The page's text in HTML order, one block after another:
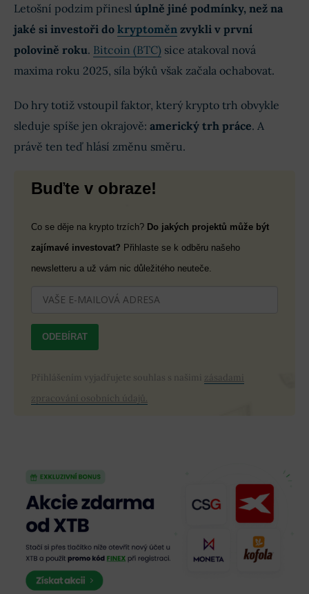
Letošní podzim přinesl úplně jiné podmínky, než na
jaké si investoři do kryptoměn zvykli v první
polovině roku. Bitcoin (BTC) sice atakoval nová
maxima roku 2025, síla býků však začala ochabovat.
Do hry totiž vstoupil faktor, který krypto trh obvykle
sleduje spíše jen okrajově: americký trh práce. A
právě ten teď hlásí změnu směru.
Buďte v obraze!
Co se děje na krypto trzích? Do jakých projektů může být
zajímavé investovat? Přihlaste se k odběru našeho
newsletteru a už vám nic důležitého neuteče.
ODEBÍRAT
Přihlášením vyjadřujete souhlas s našimi zásadami
zpracování osobních údajů.